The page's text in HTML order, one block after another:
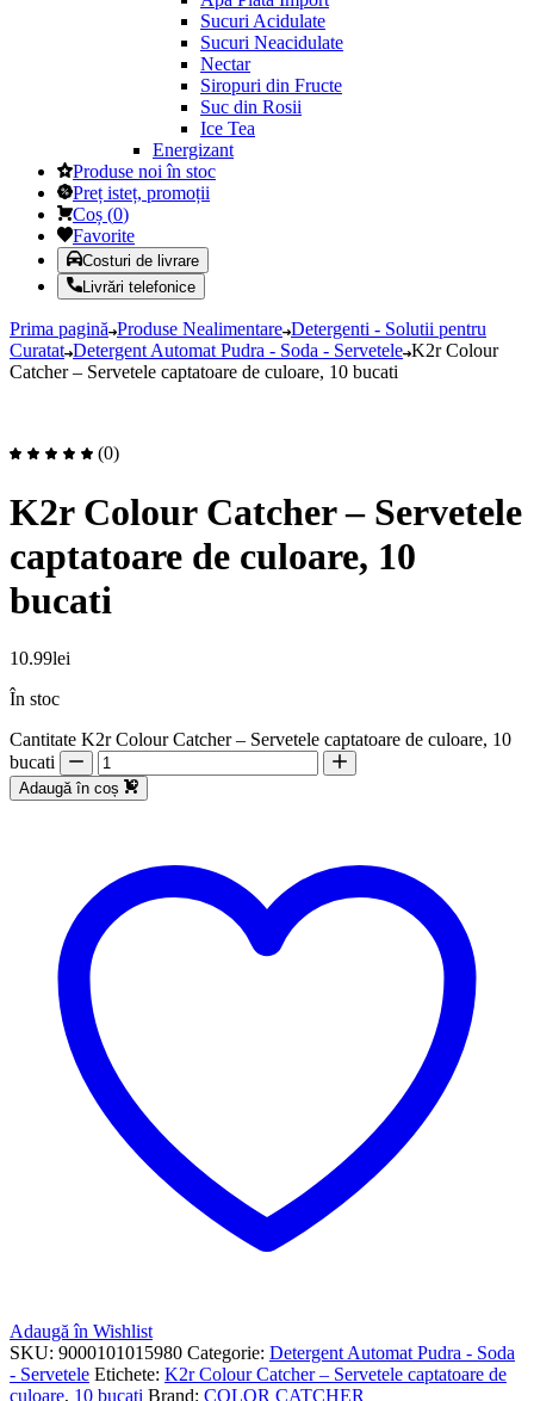
Sucuri Acidulate
Sucuri Neacidulate
Nectar
Siropuri din Fructe
Suc din Rosii
Ice Tea
Energizant
Produse noi în stoc
Preț isteț, promoții
Coș (0)
Favorite
Costuri de livrare
Livrări telefonice
Prima pagină Produse Nealimentare Detergenti - Solutii pentru
Curatat Detergent Automat Pudra - Soda - Servetele K2r Colour
Catcher – Servetele captatoare de culoare, 10 bucati
(0)
K2r Colour Catcher – Servetele
captatoare de culoare, 10
bucati
10.99lei
În stoc
Cantitate K2r Colour Catcher – Servetele captatoare de culoare, 10
bucati
Adaugă în coș
Adaugă în Wishlist
SKU: 9000101015980 Categorie: Detergent Automat Pudra - Soda
- Servetele Etichete: K2r Colour Catcher – Servetele captatoare de
culoare, 10 bucati Brand: COLOR CATCHER